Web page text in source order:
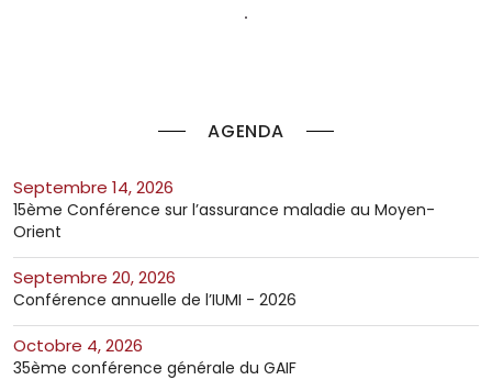
AGENDA
septembre 14, 2026
15ème Conférence sur l’assurance maladie au Moyen-
Orient
septembre 20, 2026
Conférence annuelle de l’IUMI - 2026
octobre 4, 2026
35ème conférence générale du GAIF